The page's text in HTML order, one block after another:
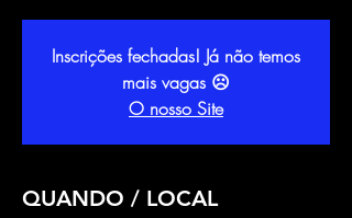
Inscrições fechadas! Já não temos
mais vagas ☹
O nosso Site
QUANDO / LOCAL